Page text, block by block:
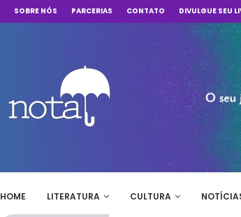
SOBRE NÓS PARCERIAS CONTATO DIVULGUE SEU
HOME LITERATURA CULTURA